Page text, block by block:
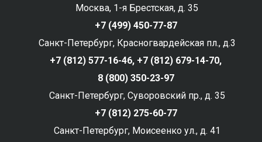
Москва, 1-я Брестская, д. 35
+7 (499) 450-77-87
Санкт-Петербург, Красногвардейская пл., д.3
+7 (812) 577-16-46, +7 (812) 679-14-70,
8 (800) 350-23-97
Санкт-Петербург, Суворовский пр., д. 35
+7 (812) 275-60-77
Санкт-Петербург, Моисеенко ул., д. 41